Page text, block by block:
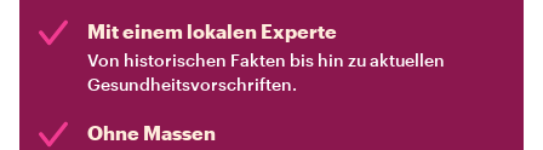
Mit einem lokalen Experte
Von historischen Fakten bis hin zu aktuellen
Gesundheitsvorschriften.
Ohne Massen